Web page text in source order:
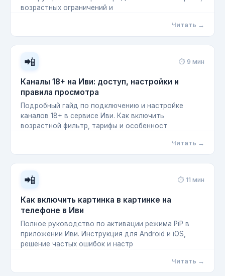
возрастных ограничений и
Читать →
📲 ⏱ 9 мин
Каналы 18+ на Иви: доступ, настройки и
правила просмотра
Подробный гайд по подключению и настройке
каналов 18+ в сервисе Иви. Как включить
возрастной фильтр, тарифы и особенност
Читать →
📲 ⏱ 11 мин
Как включить картинка в картинке на
телефоне в Иви
Полное руководство по активации режима PiP в
приложении Иви. Инструкция для Android и iOS,
решение частых ошибок и настр
Читать →